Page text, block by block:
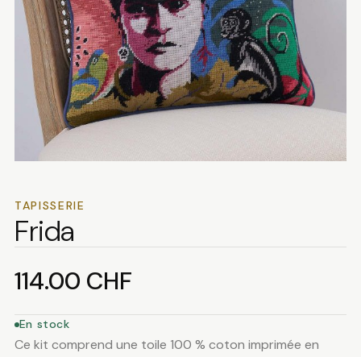
TAPISSERIE
Frida
114.00 CHF
En stock
Ce kit comprend une toile 100 % coton imprimée en